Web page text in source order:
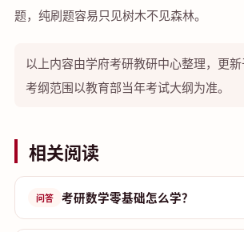
题，纯刷题容易只见树木不见森林。
以上内容由学府考研教研中心整理，更新
考纲范围以教育部当年考试大纲为准。
相关阅读
问答 考研数学零基础怎么学？